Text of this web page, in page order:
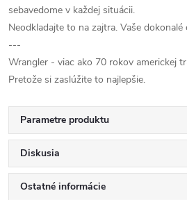
sebavedome v každej situácii.
Neodkladajte to na zajtra. Vaše
---
Wrangler - viac ako 70 rokov americkej
Pretože si zaslúžite to najlepšie.
Parametre produktu
Diskusia
Ostatné informácie